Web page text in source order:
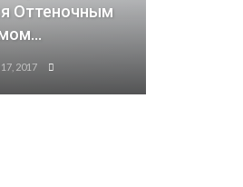
Оттеночным
2017